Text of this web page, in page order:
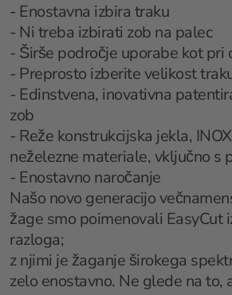
- Enostavna izbira traku
- Ni treba izbirati zob na palec
- Širše področje uporabe kot pri
- Preprosto izberite velikost
- Edinstvena, inovativna
zob
- Reže konstrukcijska jekla,
neželezne materiale, vključno s
- Enostavno naročanje
Našo novo generacijo
žage smo poimenovali EasyCut
razloga;
z njimi je žaganje širokega
zelo enostavno. Ne glede na to,